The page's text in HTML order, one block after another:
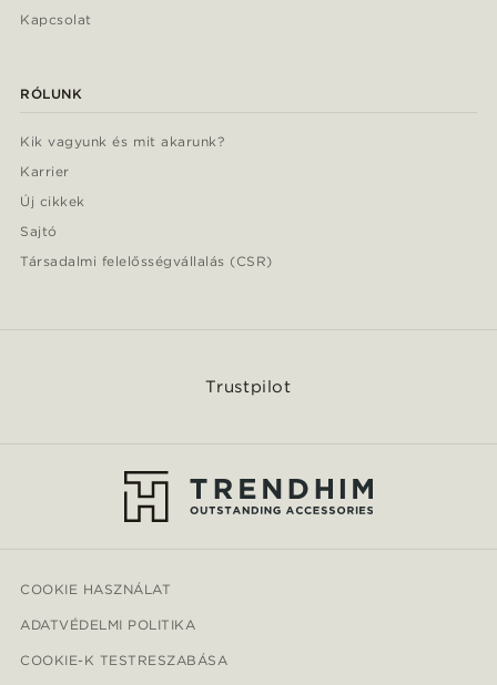
Kapcsolat
RÓLUNK
Kik vagyunk és mit akarunk?
Karrier
Új cikkek
Sajtó
Társadalmi felelősségvállalás (CSR)
Trustpilot
COOKIE HASZNÁLAT
ADATVÉDELMI POLITIKA
COOKIE-K TESTRESZABÁSA